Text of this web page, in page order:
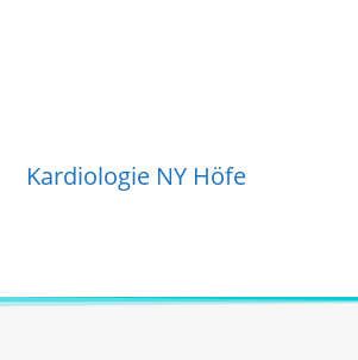
Kardiologie NY Höfe